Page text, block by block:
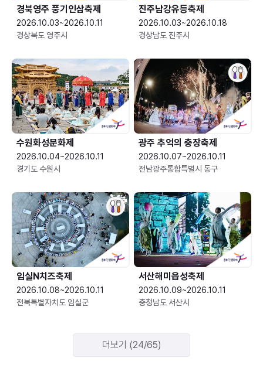
경북영주 풍기인삼축제
2026.10.03~2026.10.11
경상북도 영주시
진주남강유등축제
2026.10.03~2026.10.18
경상남도 진주시
수원화성문화제
2026.10.04~2026.10.11
경기도 수원시
광주 추억의 충장축제
2026.10.07~2026.10.11
전남광주통합특별시 동구
임실N치즈축제
2026.10.08~2026.10.11
전북특별자치도 임실군
서산해미읍성축제
2026.10.09~2026.10.11
충청남도 서산시
더보기 (24/65)